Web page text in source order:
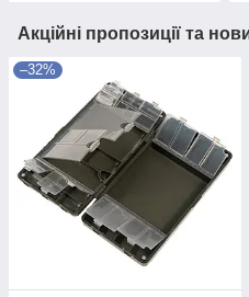
Акційні пропозиції та
–32%